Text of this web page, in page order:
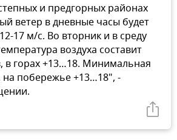
и предгорных районах
ветер в дневные часы будет
17 м/с. Во вторник и в среду
воздуха составит
в горах +13…18. Минимальная
на побережье +13…18", -